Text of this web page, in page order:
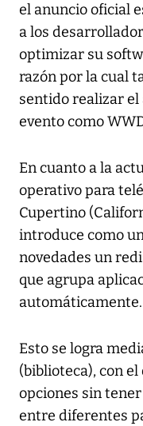
el anuncio oficial
a los
optimizar su
razón por la cual
sentido realizar el
evento como
En cuanto a la
operativo para
Cupertino
introduce como
novedades un
que agrupa
automáticamente.
Esto se logra
(biblioteca), con
opciones sin
entre diferentes